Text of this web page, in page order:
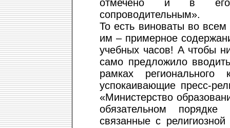
отмечено и в его
сопроводительным».
То есть виноваты во
им – примерное
учебных часов! А чтобы
само предложило
рамках регионального
успокаивающие пресс-
«Министерство
обязательном
связанные с